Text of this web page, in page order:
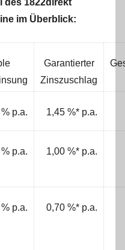
im Überblick:
Garantierter
Zinszuschlag
p.a. 1,45 %* p.a.
p.a. 1,00 %* p.a.
p.a. 0,70 %* p.a.